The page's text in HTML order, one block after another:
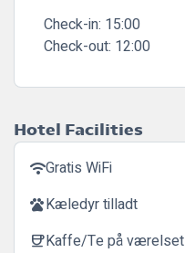
Check-in: 15:00
Check-out: 12:00
Hotel Facilities
wifiGratis WiFi
petsKæledyr tilladt
coffeeKaffe/Te på værelset